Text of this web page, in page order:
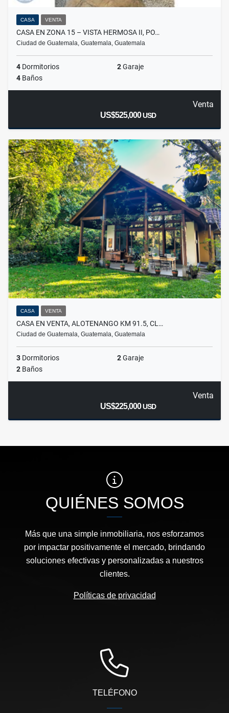
CASA VENTA
CASA EN ZONA 15 – VISTA HERMOSA II, PO…
Ciudad de Guatemala, Guatemala, Guatemala
4 Dormitorios 2Garaje
4 Baños
Venta
US$525,000USD
CASA VENTA
CASA EN VENTA, ALOTENANGO KM 91.5, CL…
Ciudad de Guatemala, Guatemala, Guatemala
3 Dormitorios 2Garaje
2 Baños
Venta
US$225,000USD
QUIÉNES SOMOS
Más que una simple inmobiliaria, nos esforzamos
por impactar positivamente el mercado, brindando
soluciones efectivas y personalizadas a nuestros
clientes.
Políticas de privacidad
TELÉFONO